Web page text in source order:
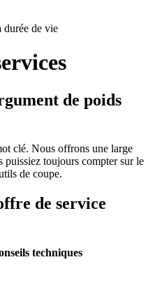
durée de vie
de poids
clé. Nous offrons une large
puissiez toujours compter sur le
de coupe.
de service
techniques